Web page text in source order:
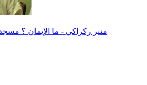
منير ركراكي - ما الإيمان ؟ مسجد